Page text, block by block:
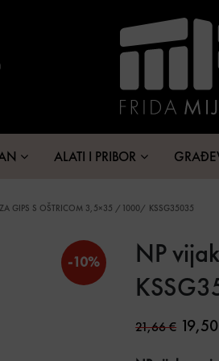
ALATI I PRIBOR
GIPS S OŠTRICOM 3,5×35 /1000/ KSSG35035
-10%
NP
21,66€